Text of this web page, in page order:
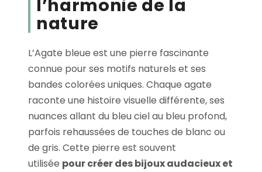
l’harmonie de la
nature
L’Agate bleue est une pierre fascinante
connue pour ses motifs naturels et ses
bandes colorées uniques. Chaque agate
raconte une histoire visuelle différente, ses
nuances allant du bleu ciel au bleu profond,
parfois rehaussées de touches de blanc ou
de gris. Cette pierre est souvent
utilisée pour créer des bijoux audacieux et